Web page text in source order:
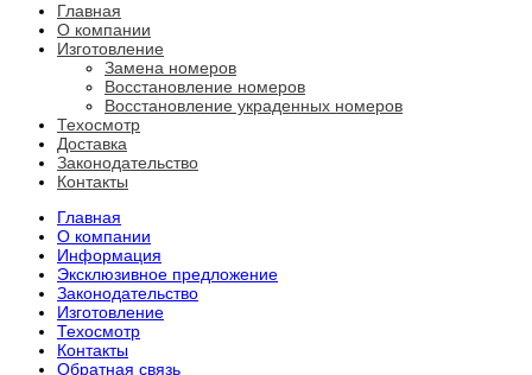
Главная
О компании
Изготовление
Замена номеров
Восстановление номеров
Восстановление украденных номеров
Техосмотр
Доставка
Законодательство
Контакты
Главная
О компании
Информация
Эксклюзивное предложение
Законодательство
Изготовление
Техосмотр
Контакты
Обратная связь